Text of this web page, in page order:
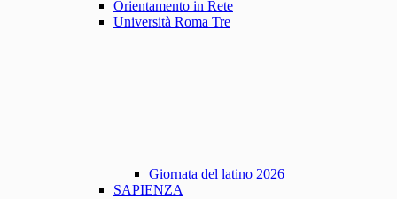
Orientamento in Rete
Università Roma Tre
Giornata del latino 2026
SAPIENZA